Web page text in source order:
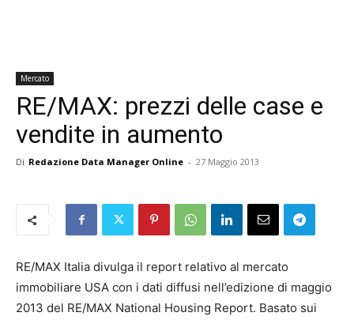
Mercato
RE/MAX: prezzi delle case e
vendite in aumento
Di Redazione Data Manager Online - 27 Maggio 2013
RE/MAX Italia divulga il report relativo al mercato
immobiliare USA con i dati diffusi nell’edizione di maggio
2013 del RE/MAX National Housing Report. Basato sui